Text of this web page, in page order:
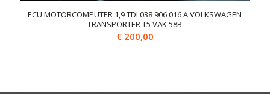
ECU MOTORCOMPUTER 1,9 TDI 038 906 016 A VOLKSWAGEN
TRANSPORTER T5 VAK 58B
€200,00